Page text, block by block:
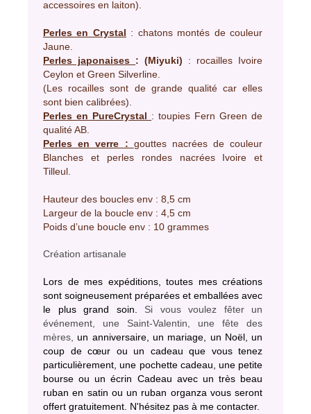
accessoires en laiton).
Perles en Crystal : chatons montés de couleur
Jaune.
Perles japonaises : (Miyuki) : rocailles Ivoire
Ceylon et Green Silverline.
(Les rocailles sont de grande qualité car elles
sont bien calibrées).
Perles en PureCrystal : toupies Fern Green de
qualité AB.
Perles en verre : gouttes nacrées de couleur
Blanches et perles rondes nacrées Ivoire et
Tilleul.
Hauteur des boucles env : 8,5 cm
Largeur de la boucle env : 4,5 cm
Poids d’une boucle env : 10 grammes
Création artisanale
Lors de mes expéditions, toutes mes créations
sont soigneusement préparées et emballées avec
le plus grand soin. Si vous voulez fêter un
événement, une Saint-Valentin, une fête des
mères,un anniversaire, un mariage, un Noël, un
coup de cœur ou un cadeau que vous tenez
particulièrement, une pochette cadeau, une petite
bourse ou un écrin Cadeau avec un très beau
ruban en satin ou un ruban organza vous seront
offert gratuitement. N'hésitez pas à me contacter.